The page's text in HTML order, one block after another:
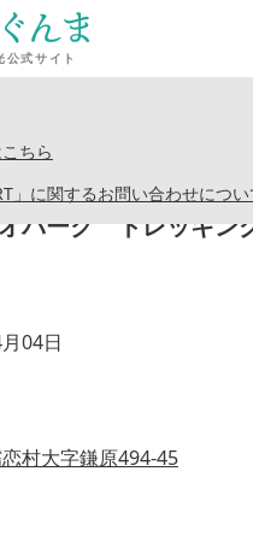
ちら
」に関するお問い合わせについ
ク トレッキング＆ガイド
パーク トレッキン
04日
村大字鎌原494-45